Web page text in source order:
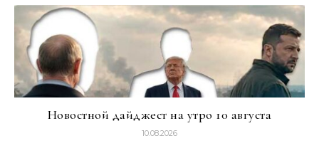
Новостной дайджест на утро 10 августа
10.08.2026